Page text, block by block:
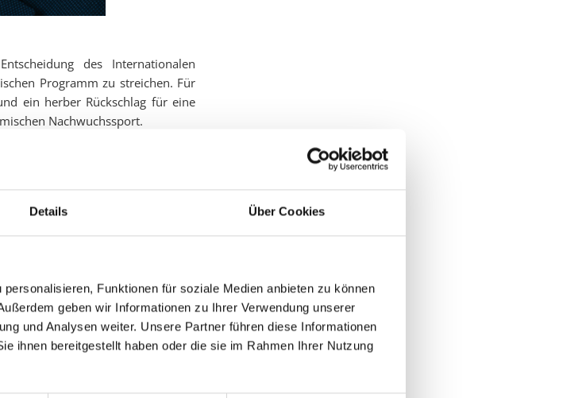
Details Über Cookies
Funktionen für soziale Medien anbieten zu können
geben wir Informationen zu Ihrer Verwendung unserer
und Analysen weiter. Unsere Partner führen diese Informationen
ihnen bereitgestellt haben oder die sie im Rahmen Ihrer Nutzung
des Internationalen
Programm zu streichen. Für
ein herber Rückschlag für eine
Nachwuchssport.
Teamleistung der Österreicher
Christoph Bieler, Felix Gottwald
hoch favorisierte deutsche Team
und sind das Herz des
Signal: „Die Streichung der
Weise nachvollziehbar. Sie
Gedanke längst in den
scheinen zunehmend
Sportart.“